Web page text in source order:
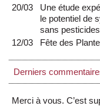
20/03
Une étude
le potentiel de
sans pesticides
12/03
Fête des
Derniers
Merci à vous. C’est